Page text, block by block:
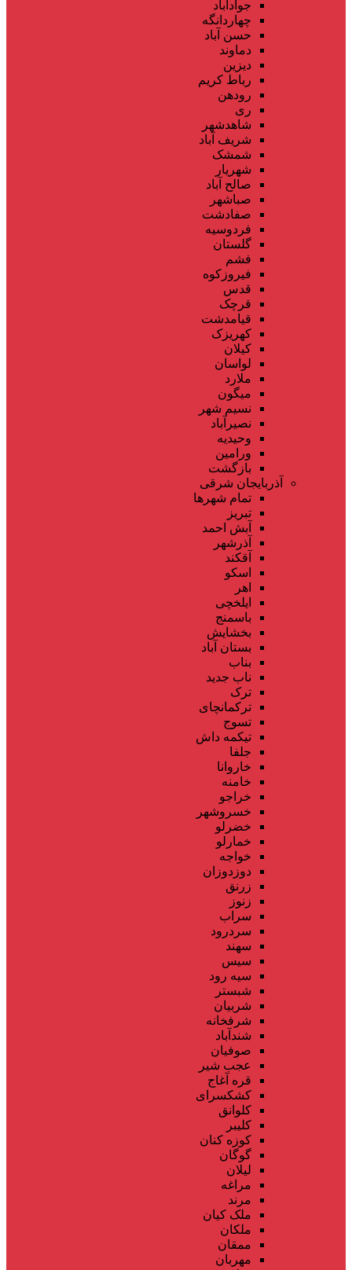
جوادآباد
چهاردانگه
حسن آباد
دماوند
دیزین
رباط کریم
رودهن
ری
شاهدشهر
شریف آباد
شمشک
شهریار
صالح آباد
صباشهر
صفادشت
فردوسیه
گلستان
فشم
فیروزکوه
قدس
قرچک
قیامدشت
کهریزک
کیلان
لواسان
ملارد
میگون
نسیم شهر
نصیرآباد
وحیدیه
ورامین
بازگشت
آذربایجان شرقی
تمام شهر‌ها
تبریز
آبش احمد
آذرشهر
آقکند
اسکو
اهر
ایلخچی
باسمنج
بخشایش
بستان آباد
بناب
ناب جدید
ترک
ترکمانچای
تسوج
تیکمه داش
جلفا
خاروانا
خامنه
خراجو
خسروشهر
خضرلو
خمارلو
خواجه
دوزدوزان
زرنق
زنوز
سراب
سردرود
سهند
سیس
سیه رود
شبستر
شربیان
شرفخانه
شندآباد
صوفیان
عجب شیر
قره آغاج
کشکسرای
کلوانق
کلیبر
کوزه کنان
گوگان
لیلان
مراغه
مرند
ملک کیان
ملکان
ممقان
مهربان